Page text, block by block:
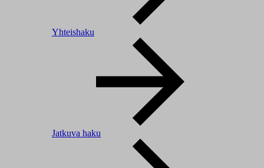
Yhteishaku
Jatkuva haku